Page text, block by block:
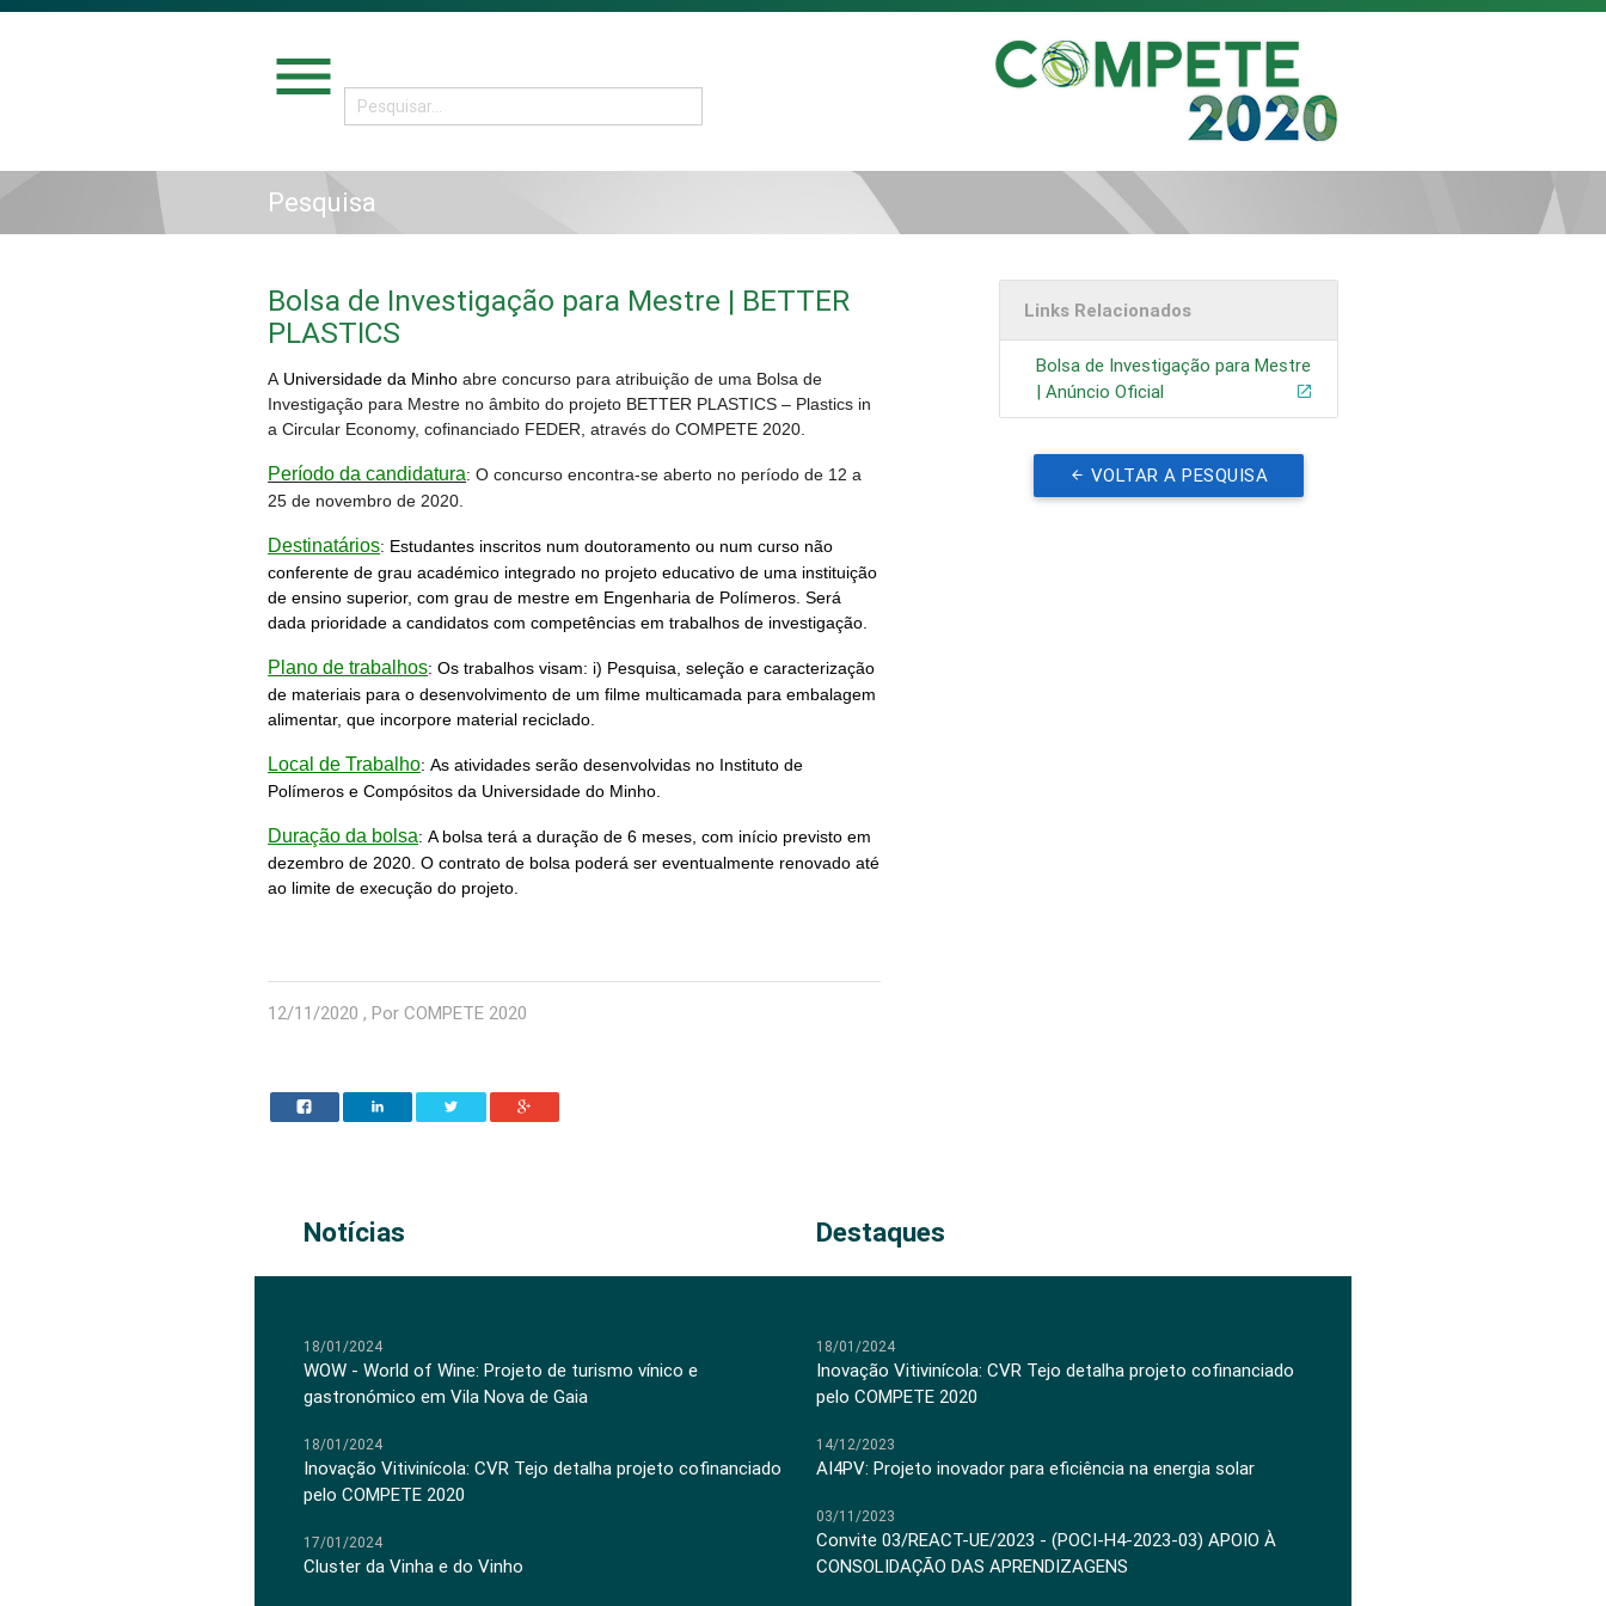
menu
Pesquisa
Bolsa de Investigação para Mestre | BETTER
PLASTICS
A Universidade da Minho abre concurso para atribuição de uma Bolsa de
Investigação para Mestre no âmbito do projeto BETTER PLASTICS – Plastics in
a Circular Economy, cofinanciado FEDER, através do COMPETE 2020.
Período da candidatura: O concurso encontra-se aberto no período de 12 a
25 de novembro de 2020.
Destinatários: Estudantes inscritos num doutoramento ou num curso não
conferente de grau académico integrado no projeto educativo de uma instituição
de ensino superior, com grau de mestre em Engenharia de Polímeros. Será
dada prioridade a candidatos com competências em trabalhos de investigação.
Plano de trabalhos:Os trabalhos visam: i) Pesquisa, seleção e caracterização
de materiais para o desenvolvimento de um filme multicamada para embalagem
alimentar, que incorpore material reciclado.
Local de Trabalho:As atividades serão desenvolvidas no Instituto de
Polímeros e Compósitos da Universidade do Minho.
Duração da bolsa:A bolsa terá a duração de 6 meses, com início previsto em
dezembro de 2020. O contrato de bolsa poderá ser eventualmente renovado até
ao limite de execução do projeto.
12/11/2020 , Por COMPETE 2020
Links Relacionados
Bolsa de Investigação para Mestre
| Anúncio Oficial
VOLTAR A PESQUISA
Notícias Destaques
18/01/2024
WOW - World of Wine: Projeto de turismo vínico e
gastronómico em Vila Nova de Gaia
18/01/2024
Inovação Vitivinícola: CVR Tejo detalha projeto cofinanciado
pelo COMPETE 2020
17/01/2024
Cluster da Vinha e do Vinho
18/01/2024
Inovação Vitivinícola: CVR Tejo detalha projeto cofinanciado
pelo COMPETE 2020
14/12/2023
AI4PV: Projeto inovador para eficiência na energia solar
03/11/2023
Convite 03/REACT-UE/2023 - (POCI-H4-2023-03) APOIO À
CONSOLIDAÇÃO DAS APRENDIZAGENS